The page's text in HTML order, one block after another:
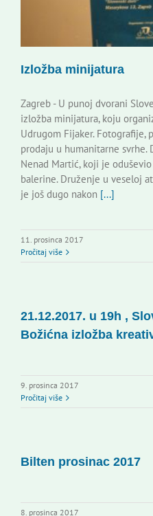
Izložba minijatura
Zagreb - U punoj dvorani
izložba minijatura, koju
Udrugom Fijaker. Fotografije,
prodaju u humanitarne svrhe.
Nenad Martić, koji je
balerine. Druženje u veseloj
je još dugo nakon [...]
11. prosinca 2017
Pročitaj više
21.12.2017. u 19h ,
Božićna izložba
9. prosinca 2017
Pročitaj više
Bilten prosinac 2017
8. prosinca 2017